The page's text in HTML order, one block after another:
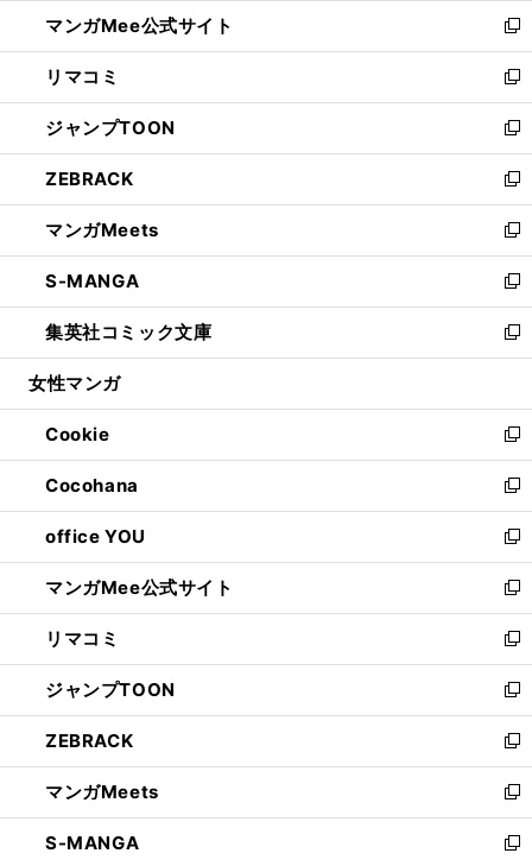
く
ド
ウ
で
開
く
ィ
ン
ド
ウ
で
開
く
し
い
ウ
ィ
ン
ド
ウ
で
開
く
マンガMee公式サイト
新
し
い
ウ
ィ
ン
ド
ウ
で
開
く
リマコミ
新
し
い
ウ
ィ
ン
ド
ウ
で
開
く
ジャンプTOON
新
し
い
ウ
ィ
ン
ド
ウ
で
開
ZEBRACK
新
し
い
ウ
ィ
ン
ド
ウ
開
く
マンガMeets
新
し
い
ウ
ィ
ン
ウ
で
開
く
S-MANGA
新
し
い
ウ
ン
ド
ウ
で
開
く
集英社コミック文庫
新
し
ウ
ィ
ン
ド
ウ
で
開
く
女性マンガ
Cookie
新
し
い
ウ
ィ
ン
ド
ウ
で
開
く
Cocohana
新
し
い
ウ
ィ
ン
ド
ウ
で
開
く
office YOU
新
し
い
ウ
ィ
ン
ド
ウ
で
開
く
マンガMee公式サイト
新
し
い
ウ
ィ
ン
ド
ウ
で
開
く
リマコミ
新
し
い
ウ
ィ
ン
ド
ウ
で
ジャンプTOON
新
し
い
ウ
ィ
ン
ド
ZEBRACK
新
し
い
ウ
ィ
マンガMeets
新
し
い
S-MANGA
新